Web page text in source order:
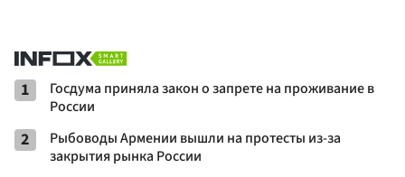
1
Госдума приняла закон о запрете на проживание в
России
2
Рыбоводы Армении вышли на протесты из-за
закрытия рынка России